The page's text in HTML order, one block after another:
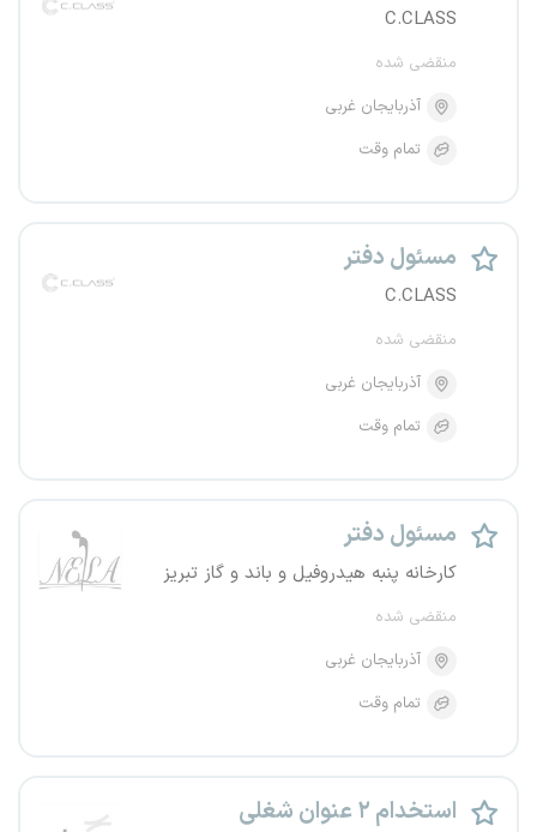
C.CLASS
منقضی شده
آذربایجان غربی
تمام وقت
مسئول دفتر
C.CLASS
منقضی شده
آذربایجان غربی
تمام وقت
مسئول دفتر
کارخانه پنبه هیدروفیل و باند و گاز تبریز
منقضی شده
آذربایجان غربی
تمام وقت
استخدام ۲ عنوان شغلی